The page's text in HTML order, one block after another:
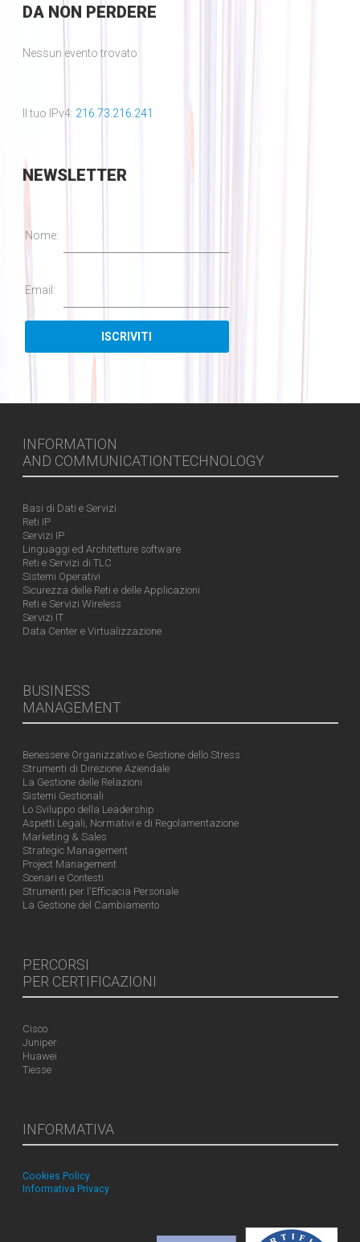
DANON PERDERE
Nessun evento trovato
Il tuo IPv4: 216.73.216.241
NEWSLETTER
Nome:
Email:
INFORMATION
AND COMMUNICATIONTECHNOLOGY
Basi di Dati e Servizi
Reti IP
Servizi IP
Linguaggi ed Architetture software
Reti e Servizi di TLC
Sistemi Operativi
Sicurezza delle Reti e delle Applicazioni
Reti e Servizi Wireless
Servizi IT
Data Center e Virtualizzazione
BUSINESS
MANAGEMENT
Benessere Organizzativo e Gestione dello Stress
Strumenti di Direzione Aziendale
La Gestione delle Relazioni
Sistemi Gestionali
Lo Sviluppo della Leadership
Aspetti Legali, Normativi e di Regolamentazione
Marketing & Sales
Strategic Management
Project Management
Scenari e Contesti
Strumenti per l'Efficacia Personale
La Gestione del Cambiamento
PERCORSI
PER CERTIFICAZIONI
Cisco
Juniper
Huawei
Tiesse
INFORMATIVA
Cookies Policy
Informativa Privacy